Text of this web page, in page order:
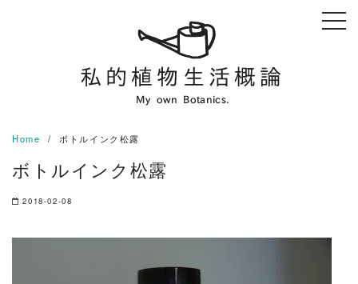
Home ボトルインク松露
ボトルインク松露
2018-02-08